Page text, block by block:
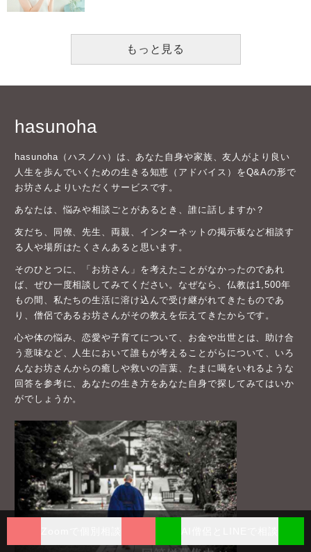
もっと見る
hasunoha
hasunoha（ハスノハ）は、あなた自身や家族、友人がより良い
人生を歩んでいくための生きる知恵（アドバイス）をQ&Aの形で
お坊さんよりいただくサービスです。
あなたは、悩みや相談ごとがあるとき、誰に話しますか？
友だち、同僚、先生、両親、インターネットの掲示板など相談す
る人や場所はたくさんあると思います。
そのひとつに、「お坊さん」を考えたことがなかったのであれ
ば、ぜひ一度相談してみてください。なぜなら、仏教は1,500年
もの間、私たちの生活に溶け込んで受け継がれてきたものであ
り、僧侶であるお坊さんがその教えを伝えてきたからです。
心や体の悩み、恋愛や子育てについて、お金や出世とは、助け合
う意味など、人生において誰もが考えることがらについて、いろ
んなお坊さんからの癒しや救いの言葉、たまに喝をいれるような
回答を参考に、あなたの生き方をあなた自身で探してみてはいか
がでしょうか。